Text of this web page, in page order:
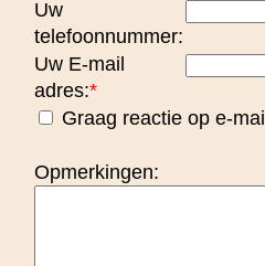
Uw
telefoonnummer:
Uw E-mail
adres:*
Graag reactie op e-mail
Opmerkingen: